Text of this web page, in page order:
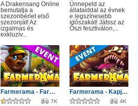
A Drakensang Online
bemutatja a
szezonbérlet első
szezonját! Az
izgalmas és
exkluzív...
Ünnepeld az
állataiddal az évnek
e legszínesebb
időszakát! Játssz az
Őszi fesztiválon,...
Farmerama - Farmkupa
7K
Farmerama - Kapj el!
4K